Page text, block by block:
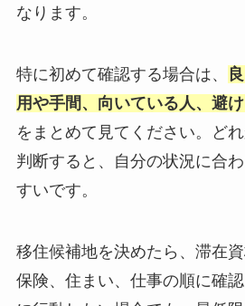
なります。
特に初めて確認する場合は、
用や手間、向いている人、避
をまとめて見てください。ど
判断すると、自分の状況に合
すいです。
移住候補地を決めたら、滞在
保険、住まい、仕事の順に確